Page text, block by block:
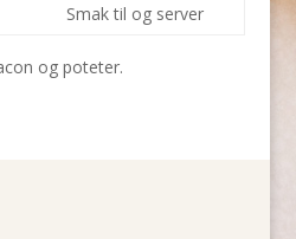
Smak til og server
og poteter.